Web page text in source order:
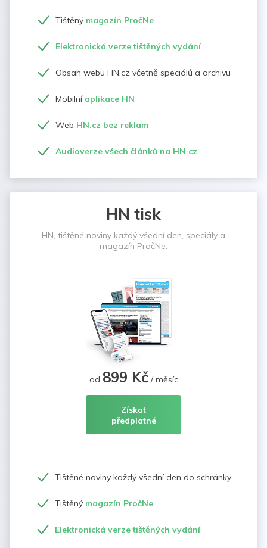
Tištěný magazín PročNe
Elektronická verze tištěných vydání
Obsah webu HN.cz včetně speciálů a archivu
Mobilní aplikace HN
Web HN.cz bez reklam
Audioverze všech článků na HN.cz
HN tisk
HN, tištěné noviny každý všední den, speciály a
magazín PročNe.
od 899 Kč/ měsíc
Získat
předplatné
Tištěné noviny každý všední den do schránky
Tištěný magazín PročNe
Elektronická verze tištěných vydání